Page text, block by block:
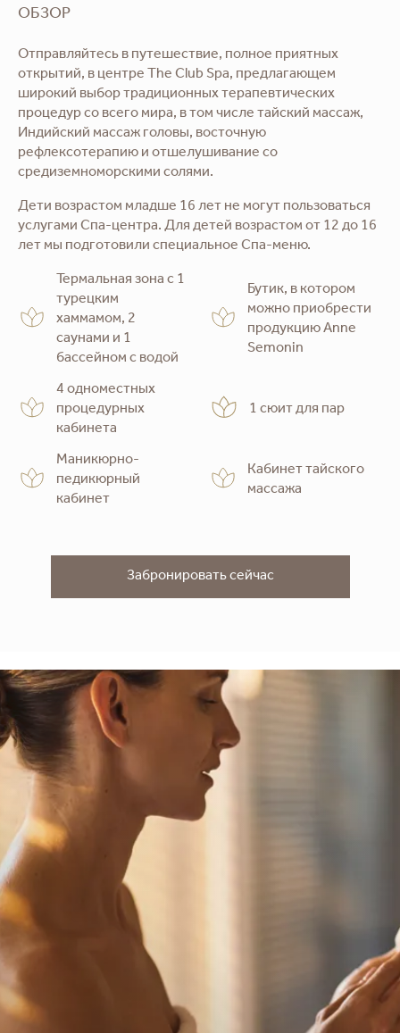
ОБЗОР
Отправляйтесь в путешествие, полное приятных
открытий, в центре The Club Spa, предлагающем
широкий выбор традиционных терапевтических
процедур со всего мира, в том числе тайский массаж,
Индийский массаж головы, восточную
рефлексотерапию и отшелушивание со
средиземноморскими солями.
Дети возрастом младше 16 лет не могут пользоваться
услугами Спа-центра. Для детей возрастом от 12 до 16
лет мы подготовили специальное Спа-меню.
Термальная зона c 1
турецким
хаммамом, 2
саунами и 1
бассейном с водой
Бутик, в котором
можно приобрести
продукцию Anne
Semonin
4 одноместных
процедурных
кабинета
1 сюит для пар
Маникюрно-
педикюрный
кабинет
Кабинет тайского
массажа
Забронировать сейчас